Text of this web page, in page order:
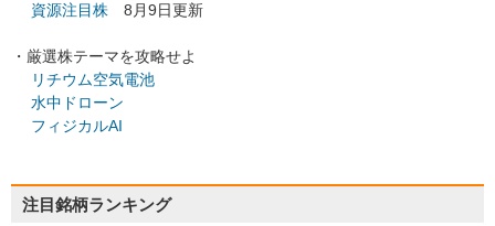
資源注目株 8月9日更新
・厳選株テーマを攻略せよ
リチウム空気電池
水中ドローン
フィジカルAI
注目銘柄ランキング